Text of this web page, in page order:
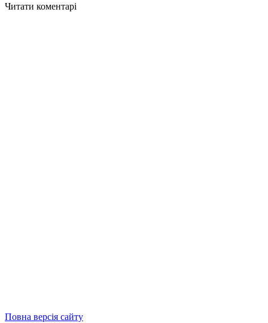
Читати коментарі
Повна версія сайту